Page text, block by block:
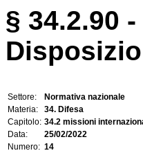
§ 34.2.90
Settore:
Normativa nazionale
Materia:
34. Difesa
Capitolo: 34.2 missioni
Data:
25/02/2022
Numero: 14